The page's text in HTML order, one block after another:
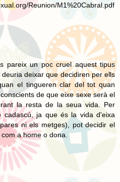
Reunion/M1%20Cabral.pdf
pareix un poc cruel aquest tipus
deixar que decidiren per ells
el tingueren clar del tot quan
de que eixe sexe serà el
la resta de la seua vida. Per
cadascú, ja que és la vida d'eixa
ni els metges), pot decidir el
a home o dona.